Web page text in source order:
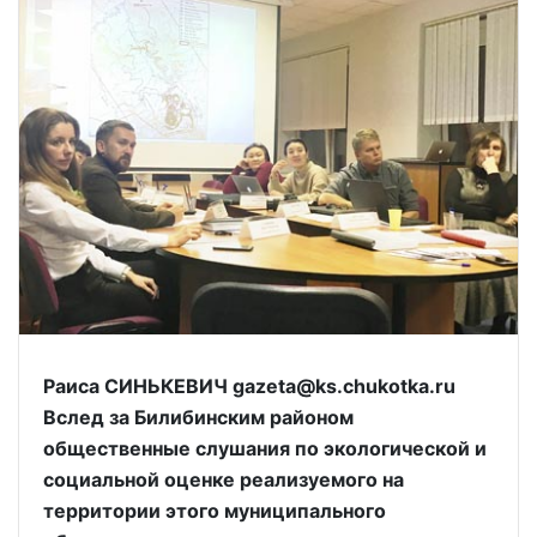
Раиса СИНЬКЕВИЧ gazeta@ks.chukotka.ru
Вслед за Билибинским районом
общественные слушания по экологической и
социальной оценке реализуемого на
территории этого муниципального